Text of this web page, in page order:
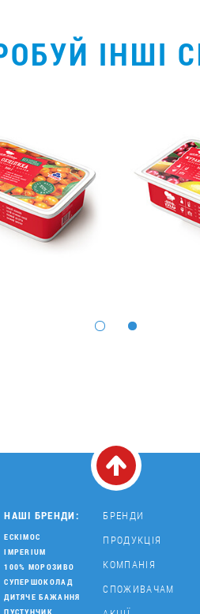
ІНШІ
НАШІ БРЕНДИ:
ЕСКІМОС
IMPERIUM
100% МОРОЗИВО
СУПЕРШОКОЛАД
ДИТЯЧЕ БАЖАННЯ
БРЕНДИ
ПРОДУКЦІЯ
КОМПАНІЯ
СПОЖИВАЧАМ